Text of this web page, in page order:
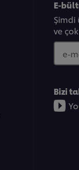
E-
Şimdi
ve
e-
Bizi